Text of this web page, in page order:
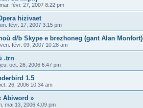
mar. févr. 27, 2007 8:22 pm
hizivaet
févr. 17, 2007 3:15 pm
d/b Skype e brezhoneg (gant Alan Monfort)
ven. févr. 09, 2007 10:28 am
.trn
jeu. oct. 26, 2006 6:47 pm
1.5
26, 2006 10:34 am
Abiword »
mai 13, 2006 4:09 pm